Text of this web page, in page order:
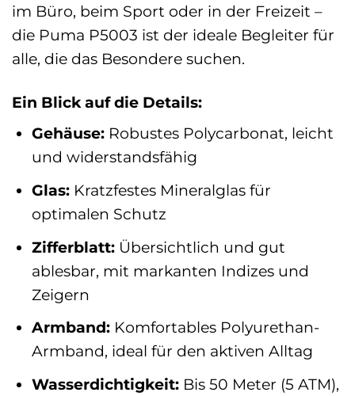
im Büro, beim Sport oder in der Freizeit –
die Puma P5003 ist der ideale Begleiter für
alle, die das Besondere suchen.
Ein Blick auf die Details:
Gehäuse:Robustes Polycarbonat, leicht
und widerstandsfähig
Glas:Kratzfestes Mineralglas für
optimalen Schutz
Zifferblatt:Übersichtlich und gut
ablesbar, mit markanten Indizes und
Zeigern
Armband:Komfortables Polyurethan-
Armband, ideal für den aktiven Alltag
Wasserdichtigkeit:Bis 50 Meter (5 ATM),